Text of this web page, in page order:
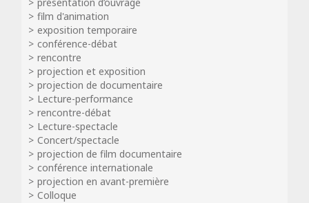
film d'animation
exposition temporaire
conférence-débat
rencontre
projection et exposition
projection de documentaire
Lecture-performance
rencontre-débat
Lecture-spectacle
Concert/spectacle
projection de film documentaire
conférence internationale
projection en avant-première
Colloque